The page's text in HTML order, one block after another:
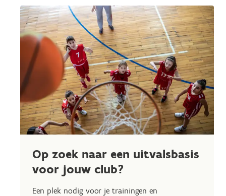
Op zoek naar een uitvalsbasis
voor jouw club?
Een plek nodig voor je trainingen en